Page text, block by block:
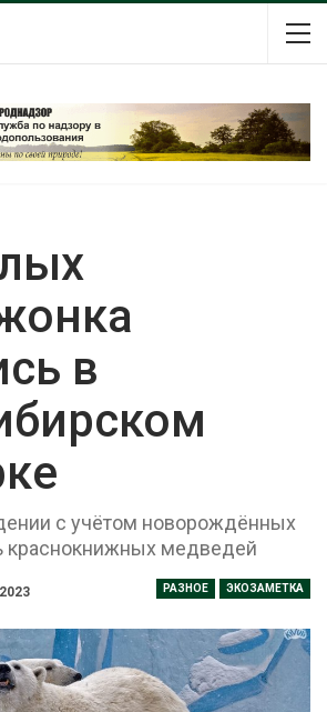
в
с учётом новорождённых
краснокнижных медведей
РАЗНОЕ ЭКОЗАМЕТКА